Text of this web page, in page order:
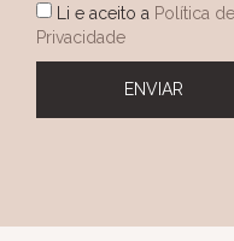
Li e aceito a Política de
Privacidade
ENVIAR